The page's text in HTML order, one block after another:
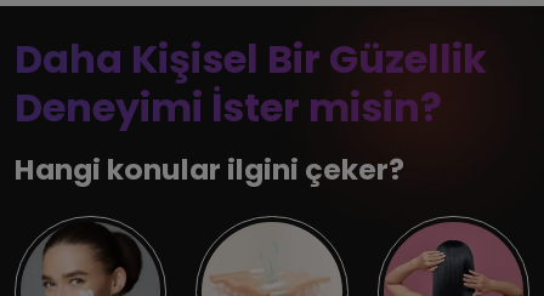
Daha Kişisel Bir Güzellik
Deneyimi İster misin?
Hangi konular ilgini çeker?